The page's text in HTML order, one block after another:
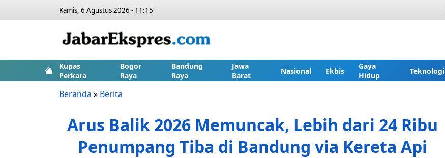
Kamis, 6 Agustus 2026 - 11:15
Kupas
Perkara
Bogor
Raya
Bandung
Raya
Jawa
Barat
Nasional Ekbis
Gaya
Hidup
Teknologi
Beranda » Berita
Arus Balik 2026 Memuncak, Lebih dari 24 Ribu
Penumpang Tiba di Bandung via Kereta Api